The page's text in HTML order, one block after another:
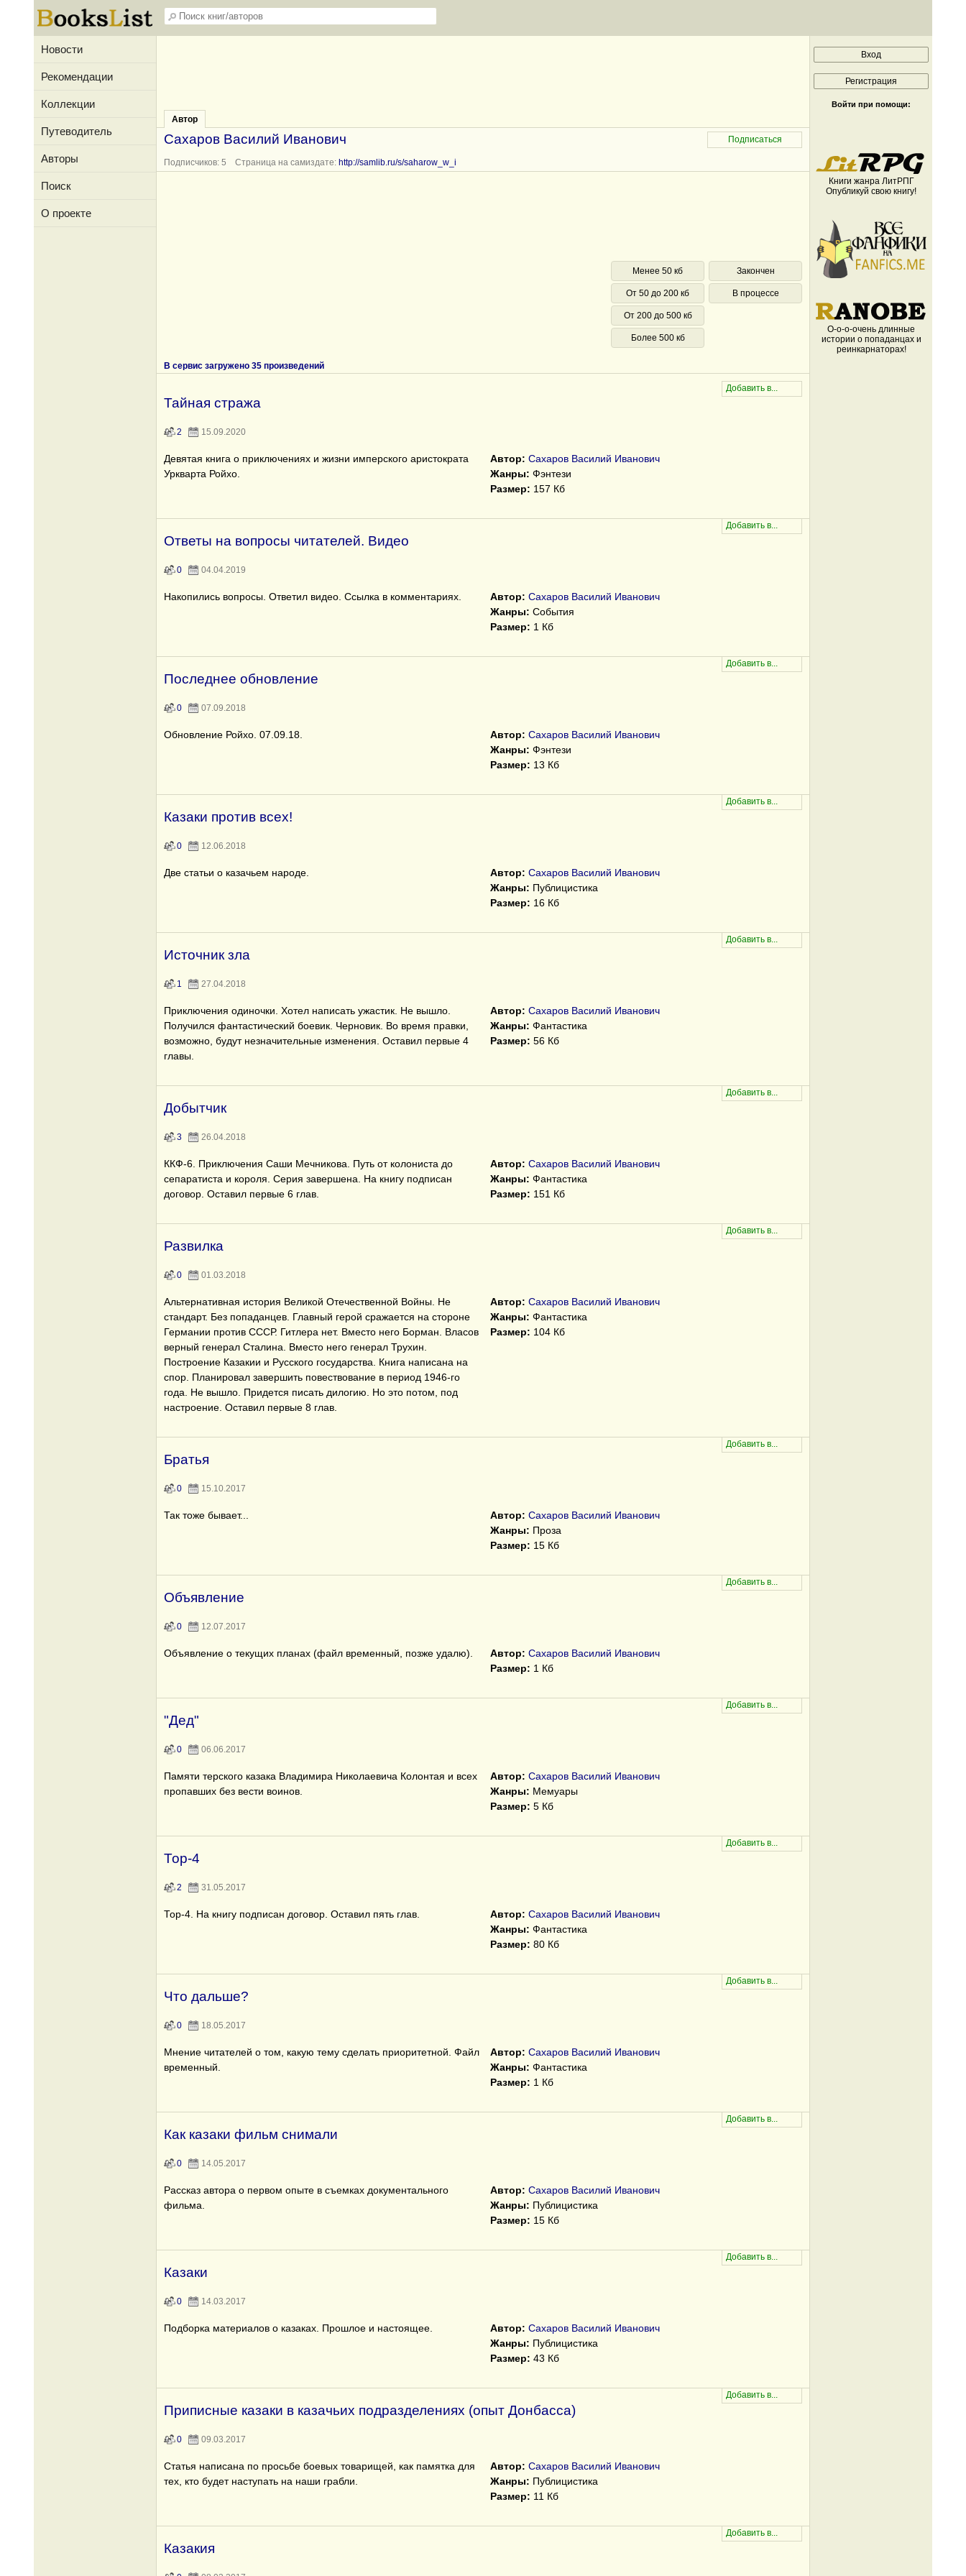
Новости
Рекомендации
Коллекции
Путеводитель
Авторы
Поиск
О проекте
Автор
Сахаров Василий Иванович
Подписчиков: 5 Страница на самиздате: http://samlib.ru/s/saharow_w_i
Менее 50 кб
От 50 до 200 кб
От 200 до 500 кб
Более 500 кб
Закончен
В процессе
В сервис загружено 35 произведений
Тайная стража
2 15.09.2020
Девятая книга о приключениях и жизни имперского аристократа
Уркварта Ройхо.
Автор: Сахаров Василий Иванович
Жанры: Фэнтези
Размер: 157 Кб
Ответы на вопросы читателей. Видео
0 04.04.2019
Накопились вопросы. Ответил видео. Ссылка в комментариях. Автор: Сахаров Василий Иванович
Жанры: События
Размер: 1 Кб
Последнее обновление
0 07.09.2018
Обновление Ройхо. 07.09.18. Автор: Сахаров Василий Иванович
Жанры: Фэнтези
Размер: 13 Кб
Казаки против всех!
0 12.06.2018
Две статьи о казачьем народе. Автор: Сахаров Василий Иванович
Жанры: Публицистика
Размер: 16 Кб
Источник зла
1 27.04.2018
Приключения одиночки. Хотел написать ужастик. Не вышло.
Получился фантастический боевик. Черновик. Во время правки,
возможно, будут незначительные изменения. Оставил первые 4
главы.
Автор: Сахаров Василий Иванович
Жанры: Фантастика
Размер: 56 Кб
Добытчик
3 26.04.2018
ККФ-6. Приключения Саши Мечникова. Путь от колониста до
сепаратиста и короля. Серия завершена. На книгу подписан
договор. Оставил первые 6 глав.
Автор: Сахаров Василий Иванович
Жанры: Фантастика
Размер: 151 Кб
Развилка
0 01.03.2018
Альтернативная история Великой Отечественной Войны. Не
стандарт. Без попаданцев. Главный герой сражается на стороне
Германии против СССР. Гитлера нет. Вместо него Борман. Власов
верный генерал Сталина. Вместо него генерал Трухин.
Построение Казакии и Русского государства. Книга написана на
спор. Планировал завершить повествование в период 1946-го
года. Не вышло. Придется писать дилогию. Но это потом, под
настроение. Оставил первые 8 глав.
Автор: Сахаров Василий Иванович
Жанры: Фантастика
Размер: 104 Кб
Братья
0 15.10.2017
Так тоже бывает... Автор: Сахаров Василий Иванович
Жанры: Проза
Размер: 15 Кб
Объявление
0 12.07.2017
Объявление о текущих планах (файл временный, позже удалю). Автор: Сахаров Василий Иванович
Размер: 1 Кб
"Дед"
0 06.06.2017
Памяти терского казака Владимира Николаевича Колонтая и всех
пропавших без вести воинов.
Автор: Сахаров Василий Иванович
Жанры: Мемуары
Размер: 5 Кб
Тор-4
2 31.05.2017
Тор-4. На книгу подписан договор. Оставил пять глав. Автор: Сахаров Василий Иванович
Жанры: Фантастика
Размер: 80 Кб
Что дальше?
0 18.05.2017
Мнение читателей о том, какую тему сделать приоритетной. Файл
временный.
Автор: Сахаров Василий Иванович
Жанры: Фантастика
Размер: 1 Кб
Как казаки фильм снимали
0 14.05.2017
Рассказ автора о первом опыте в съемках документального
фильма.
Автор: Сахаров Василий Иванович
Жанры: Публицистика
Размер: 15 Кб
Казаки
0 14.03.2017
Подборка материалов о казаках. Прошлое и настоящее. Автор: Сахаров Василий Иванович
Жанры: Публицистика
Размер: 43 Кб
Приписные казаки в казачьих подразделениях (опыт Донбасса)
0 09.03.2017
Статья написана по просьбе боевых товарищей, как памятка для
тех, кто будет наступать на наши грабли.
Автор: Сахаров Василий Иванович
Жанры: Публицистика
Размер: 11 Кб
Казакия
Войти при помощи:
Книги жанра ЛитРПГ
Опубликуй свою книгу!
О-о-о-очень длинные
истории о попаданцах и
реинкарнаторах!